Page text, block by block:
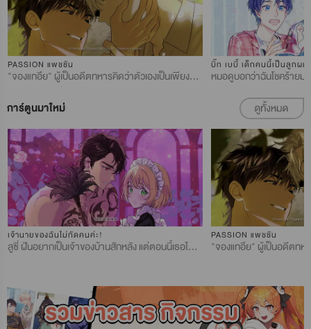
PASSION แพชชัน
"จองแทอึย" ผู้เป็นอดีตทหารคิดว่าตัวเองเป็นเพียงคนธรรมดา เพราะมีพี่ชายฝาแฝดแสนอัจฉริยะอย่าง "จองแจอึย" เขาตัดสินใจทำงานเป็นเวลาครึ่งปีที่องค์กรพัฒนาทรัพยากรมนุษย์แห่งสหประชาชาติ (UNHRDO) ตามคำเชิญของ "ชางอินจอง" อาของเขา ซึ่งแท้จริงแล้วกลับเป็นบิดาผู้ให้กำเนิดของทั้งสอง หลังจากนั้นสถานการณ์ก็เริ่มพลิกผันไปในทิศทางที่จองแทอึยไม่เคยนึกถึงมาก่อน เมื่อเขาเข้าไปพัวพันกับหนุ่มลึกลับ "อิลเลย์"
บิ๊ก เบบี้ เด็กคนนี้เป็นลูกผม
การ์ตูนมาใหม่
เจ้านายของฉันไม่กัดคนค่ะ!
ลูซี่ ฝันอยากเป็นเจ้าของบ้านสักหลัง แต่ตอนนี้เธอไม่มีเงินและอยากมีงานทำเป็นที่สุด วันหนึ่งเธอมุ่งหน้าไปยังคฤหาสน์อันไกลโพ้นเพื่อสมัครเป็นสาวใช้ สการ์คือเจ้าของคฤหาสน์ เขาเป็นครึ่งมังกร ความเจ้าอารมณ์และความเกลียดชังมนุษย์ของเขาเป็นที่ร่ำลือ สการ์ยอมจ้างลูซี่ก็จริง แต่ด้วยเหตุผลอะไรบางอย่างทำให้เขาพยายามหาข้อเสียเพื่อกำจัดลูซี่ ทว่า ลูซี่กลับไม่มีทีท่าที่จะล้มเลิกความตั้งใจเป็นสาวใช้ที่คฤหาสน์แห่งนี้ “เงินเดือนที่ได้คงรวมค่ารองรับอารมณ์แปรปรวนของเจ้านายแล้วใช่ไหม?
PASSION แพชชัน